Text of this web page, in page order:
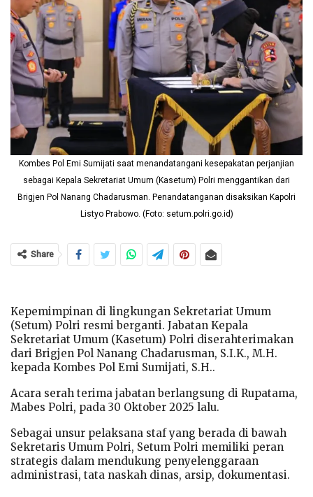
Kombes Pol Emi Sumijati saat menandatangani kesepakatan perjanjian
sebagai Kepala Sekretariat Umum (Kasetum) Polri menggantikan dari
Brigjen Pol Nanang Chadarusman. Penandatanganan disaksikan Kapolri
Listyo Prabowo. (Foto: setum.polri.go.id)
Share
Kepemimpinan di lingkungan Sekretariat Umum
(Setum) Polri resmi berganti. Jabatan Kepala
Sekretariat Umum (Kasetum) Polri diserahterimakan
dari Brigjen Pol Nanang Chadarusman, S.I.K., M.H.
kepada Kombes Pol Emi Sumijati, S.H..
Acara serah terima jabatan berlangsung di Rupatama,
Mabes Polri, pada 30 Oktober 2025 lalu.
Sebagai unsur pelaksana staf yang berada di bawah
Sekretaris Umum Polri, Setum Polri memiliki peran
strategis dalam mendukung penyelenggaraan
administrasi, tata naskah dinas, arsip, dokumentasi.